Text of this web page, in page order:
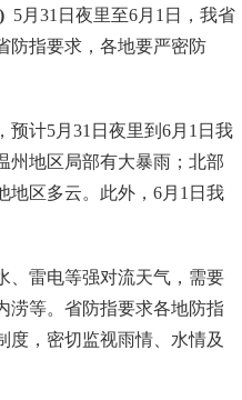
5月31日夜里至6月1日，我省
防指要求，各地要严密防
计5月31日夜里到6月1日我
州地区局部有大暴雨；北部
地区多云。此外，6月1日我
雷电等强对流天气，需要
涝等。省防指要求各地防指
度，密切监视雨情、水情及